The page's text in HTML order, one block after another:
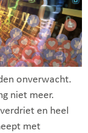
onverwacht.
niet meer.
en heel
met